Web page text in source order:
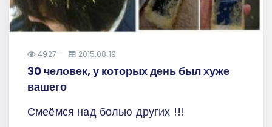
4927 2015.08.19
30 человек, у которых день был хуже
вашего
Смеёмся над болью других !!!